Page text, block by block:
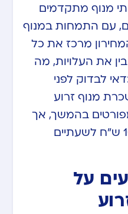
מנוף מתקדמים
עם התמחות במנוף
מרכז את כל
את העלויות, מה
לבדוק לפני
מנוף זרוע
בהמשך, אך
בעקרון נע בין 1000-1200 ש”ח לשעתיים
על